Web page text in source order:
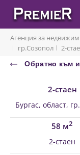
Агенция за
гр.Созопол
2-
Обратно към
2-стаен
Бургас, област,
58 м2
2-стаен